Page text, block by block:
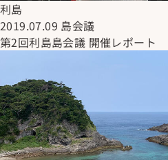
利島
2019.07.09 島会議
第2回利島島会議 開催レポート